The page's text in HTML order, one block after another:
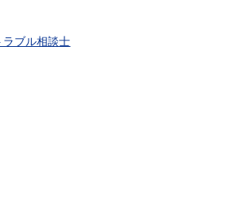
ラブル相談士